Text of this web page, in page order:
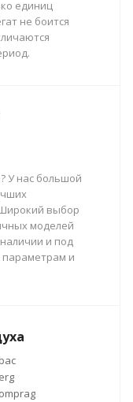
единиц
не боится
У нас большой
выбор
моделей
и под
параметрам и